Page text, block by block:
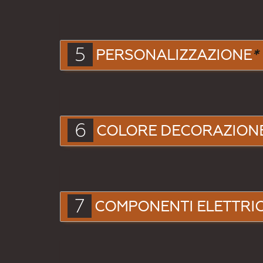
5 PERSONALIZZAZIONE*
6 COLORE
7 COMPONENTI